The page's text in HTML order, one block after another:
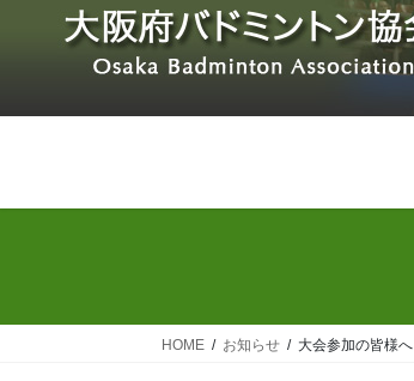
キ
に
HOME お知らせ 大会参加の皆様へ